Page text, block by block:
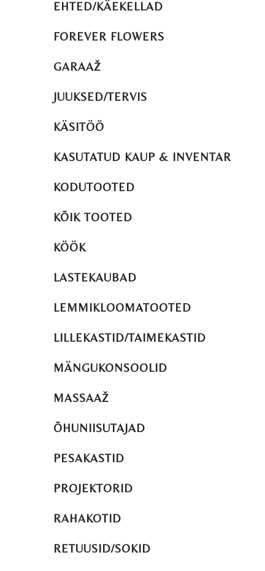
EHTED/KÄEKELLAD
FOREVER FLOWERS
GARAAŽ
JUUKSED/TERVIS
KÄSITÖÖ
KASUTATUD KAUP & INVENTAR
KODUTOOTED
KÕIK TOOTED
KÖÖK
LASTEKAUBAD
LEMMIKLOOMATOOTED
LILLEKASTID/TAIMEKASTID
MÄNGUKONSOOLID
MASSAAŽ
ÕHUNIISUTAJAD
PESAKASTID
PROJEKTORID
RAHAKOTID
RETUUSID/SOKID